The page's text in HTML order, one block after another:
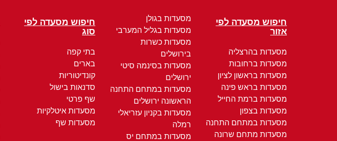
חיפוש מסעדה לפי
אזור
מסעדות בהרצליה
מסעדות ברחובות
מסעדות בראשון לציון
מסעדות בראש פינה
מסעדות ברמת החייל
מסעדות בצפון
מסעדות במתחם התחנה
מסעדות מתחם שרונה
מסעדות בגולן
מסעדות בגליל המערבי
מסעדות כשרות
בירושלים
מסעדות בסינמה סיטי
ירושלים
מסעדות במתחם התחנה
הראשונה ירושלים
מסעדות בקניון עזריאלי
רמלה
מסעדות במתחם יס
חיפוש מסעדה לפי
סוג
בתי קפה
בארים
קונדיטוריות
סדנאות בישול
שף פרטי
מסעדות איטלקיות
מסעדות שף